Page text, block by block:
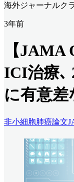
海外ジャーナルク
3年前
【
ICI治療､
に有意差
非小細胞肺癌論文